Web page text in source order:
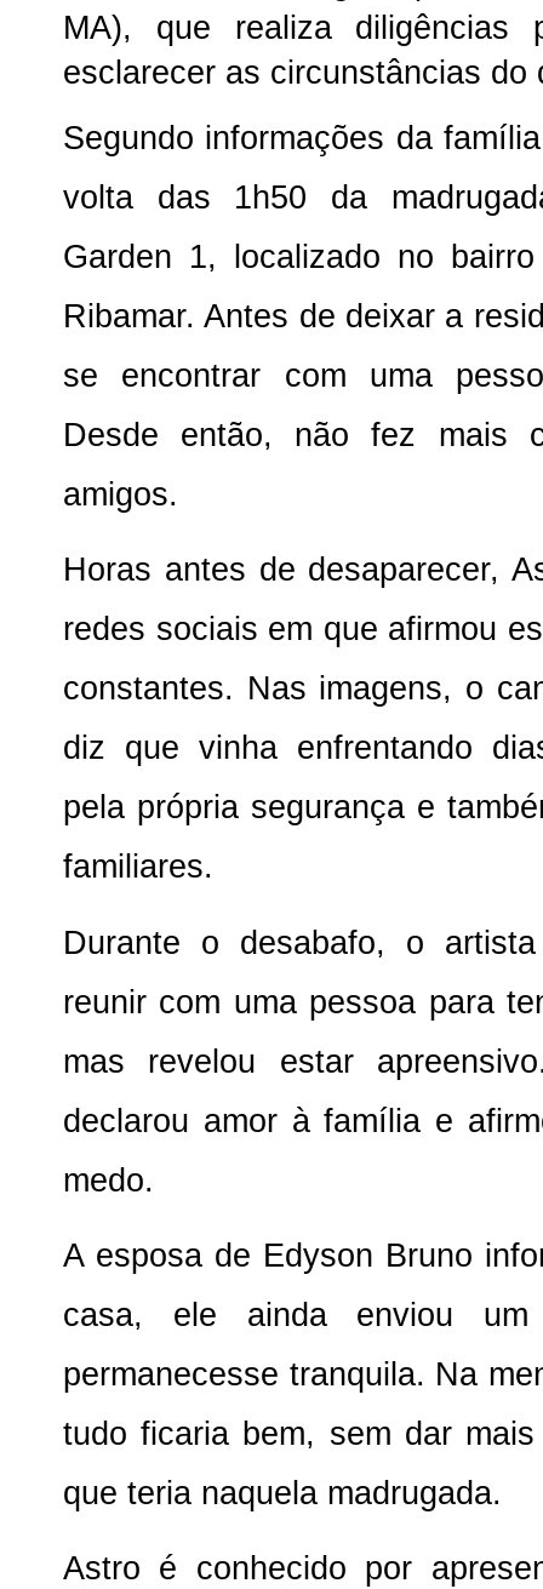
MA), que realiza
esclarecer as circunstâncias do
Segundo informações da
volta das 1h50 da
Garden 1, localizado no
Ribamar. Antes de deixar a
se encontrar com uma
Desde então, não fez mais
amigos.
Horas antes de desaparecer,
redes sociais em que afirmou
constantes. Nas imagens, o
diz que vinha enfrentando
pela própria segurança e
familiares.
Durante o desabafo, o
reunir com uma pessoa para
mas revelou estar
declarou amor à família e
medo.
A esposa de Edyson Bruno
casa, ele ainda enviou
permanecesse tranquila. Na
tudo ficaria bem, sem dar
que teria naquela madrugada.
Astro é conhecido por